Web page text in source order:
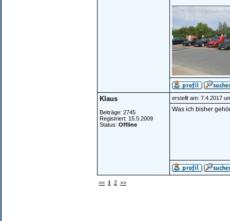
Klaus
Beiträge: 2745
Registriert: 15.5.2009
Status: Offline
erstellt am: 7.4.2017
Was ich bisher
<< 1 2 >>